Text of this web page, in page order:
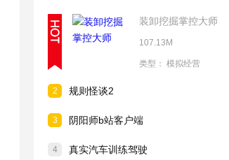
装卸挖掘掌控大师
107.13M
类型： 模拟经营
2 规则怪谈2
3 阴阳师b站客户端
4 真实汽车训练驾驶